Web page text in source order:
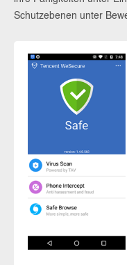
Schutzebenen unter